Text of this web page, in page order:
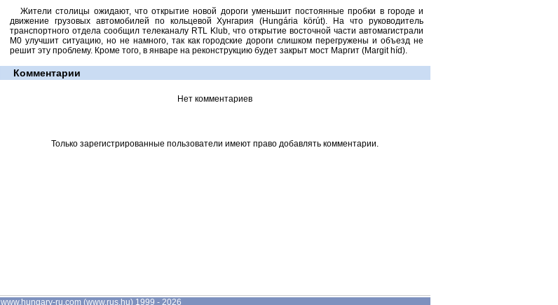
Жители столицы ожидают, что открытие новой дороги уменьшит постоянные пробки в городе и
движение грузовых автомобилей по кольцевой Хунгария (Hungária körút). На что руководитель
транспортного отдела сообщил телеканалу RTL Klub, что открытие восточной части автомагистрали
M0 улучшит ситуацию, но не намного, так как городские дороги слишком перегружены и объезд не
решит эту проблему. Кроме того, в январе на реконструкцию будет закрыт мост Маргит (Margit híd).
Комментарии
Нет комментариев
Только зарегистрированные пользователи имеют право добавлять комментарии.
www.hungary-ru.com (www.rus.hu) 1999 - 2026